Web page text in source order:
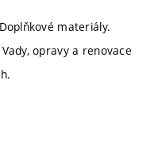
materiály.
opravy a renovace